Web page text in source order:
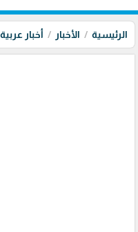
الرئيسية الأخبار أخبار عربية